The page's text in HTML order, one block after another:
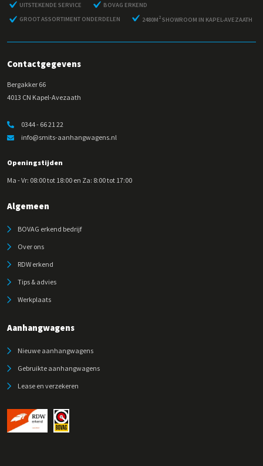
UITSTEKENDE SERVICE
BOVAG ERKEND
GROOT ASSORTIMENT ONDERDELEN
2480M 2SHOWROOM IN KAPEL-AVEZAATH
Contactgegevens
Bergakker 66
4013 CN Kapel-Avezaath
0344 - 66 21 22
info@smits-aanhangwagens.nl
Openingstijden
Ma - Vr: 08:00 tot 18:00 en Za: 8:00 tot 17:00
Algemeen
BOVAG erkend bedrijf
Over ons
RDW erkend
Tips & advies
Werkplaats
Aanhangwagens
Nieuwe aanhangwagens
Gebruikte aanhangwagens
Lease en verzekeren